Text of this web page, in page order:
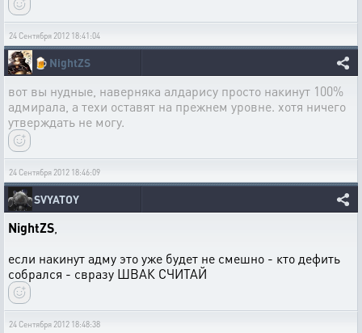
24 Сентября 2012 18:41:04
🍺 NightZS
вот вы нудные, наверняка алдарису просто накинут 100%
адмирала, а техи оставят на прежнем уровне. хотя ничего
утверждать не могу.
24 Сентября 2012 18:46:09
SVYATOY
NightZS
если накинут адму это уже будет не смешно - кто дефить
собрался - свразу ШВАК СЧИТАЙ
24 Сентября 2012 18:48:38